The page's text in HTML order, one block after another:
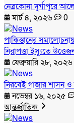
নেত্রকোনা দুর্গাপুরে
মার্চ ৪, ২০২৬
0
পাকিস্তানের
নিরাপত্তা ইস্যুতে
ফেব্রুয়ারি ২৮, ২০২৬
নিরবেই গাজার শাসন ও
নভেম্বর ১৬, ২০২৫
আন্তর্জাতিক